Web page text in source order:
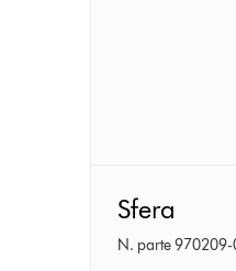
Sfera
N. parte 970209-